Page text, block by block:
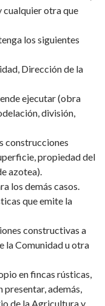
cualquier otra que
los siguientes
Dirección de la
ejecutar (obra
división,
construcciones
propiedad del
azotea).
los demás casos.
que emite la
constructivas a
la Comunidad u otra
en fincas rústicas,
además,
de la Agricultura y